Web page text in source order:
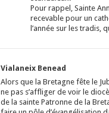
Pour rappel, Sainte
recevable pour un
l’année sur les tradis,
Vialaneix Benead
Alors que la Bretagne fête le
ne pas s’affliger de voir le
de la sainte Patronne de la